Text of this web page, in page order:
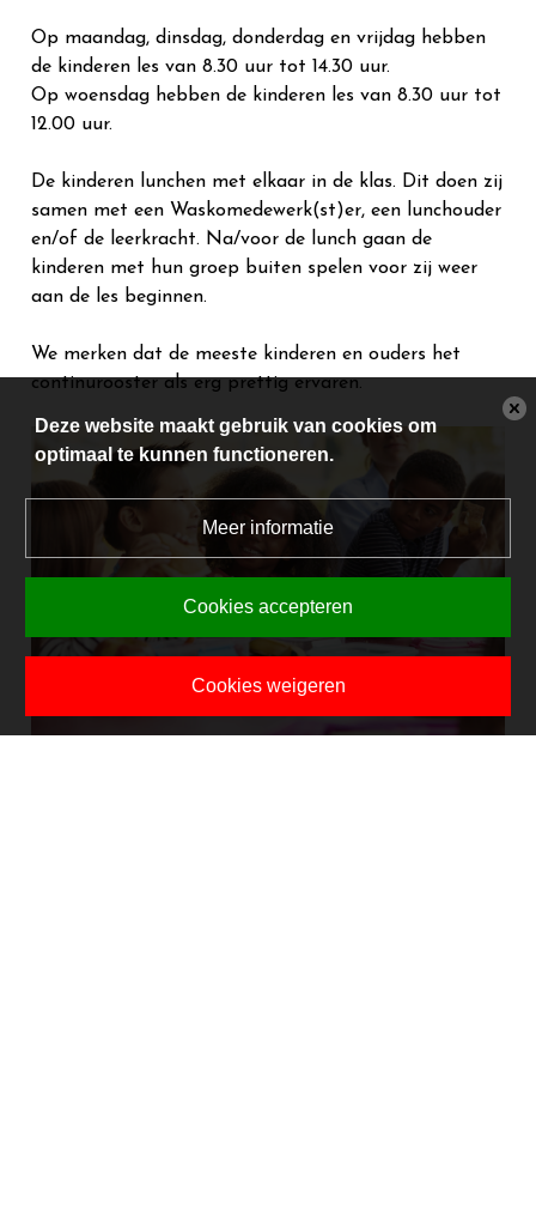
Op maandag, dinsdag, donderdag en vrijdag hebben
de kinderen les van 8.30 uur tot 14.30 uur.
Op woensdag hebben de kinderen les van 8.30 uur tot
12.00 uur.
De kinderen lunchen met elkaar in de klas. Dit doen zij
samen met een Waskomedewerk(st)er, een lunchouder
en/of de leerkracht. Na/voor de lunch gaan de
kinderen met hun groep buiten spelen voor zij weer
aan de les beginnen.
We merken dat de meeste kinderen en ouders het
continurooster als erg prettig ervaren.
Deze website maakt gebruik van cookies om
optimaal te kunnen functioneren.
Meer informatie
Cookies accepteren
Cookies weigeren